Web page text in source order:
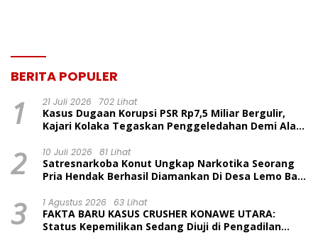
BERITA POPULER
1 21 Juli 2026 702 Lihat
Kasus Dugaan Korupsi PSR Rp7,5 Miliar Bergulir,
Kajari Kolaka Tegaskan Penggeledahan Demi Alat
2 10 Juli 2026 81 Lihat
Satresnarkoba Konut Ungkap Narkotika Seorang
Pria Hendak Berhasil Diamankan Di Desa Lemo Bajo
3 1 Agustus 2026 63 Lihat
FAKTA BARU KASUS CRUSHER KONAWE UTARA:
Status Kepemilikan Sedang Diuji di Pengadilan